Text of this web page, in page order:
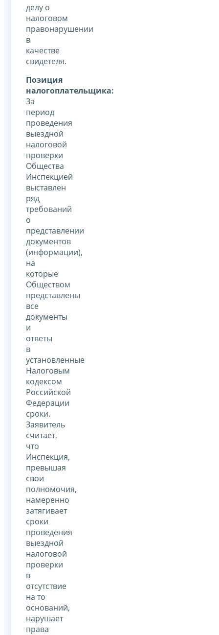
делу о
налоговом
правонарушении
в
качестве
свидетеля.
Позиция
налогоплательщика:
За
период
проведения
выездной
налоговой
проверки
Общества
Инспекцией
выставлен
ряд
требований
о
представлении
документов
(информации),
на
которые
Обществом
представлены
все
документы
и
ответы
в
установленные
Налоговым
кодексом
Российской
Федерации
сроки.
Заявитель
считает,
что
Инспекция,
превышая
свои
полномочия,
намеренно
затягивает
сроки
проведения
выездной
налоговой
проверки
в
отсутствие
на то
оснований,
нарушает
права